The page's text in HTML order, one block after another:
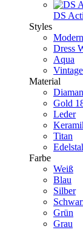
DS
Styles
Modern
Dress
Aqua
Vintage
Material
Gold
Leder
Titan
Farbe
Weiß
Blau
Silber
Grün
Grau